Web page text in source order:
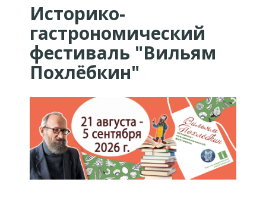
Историко-
гастрономический
фестиваль "Вильям
Похлёбкин"